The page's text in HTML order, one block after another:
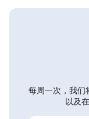
每周一次，我们
以及